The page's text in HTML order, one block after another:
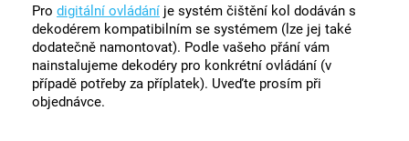
Pro digitální ovládání je systém čištění kol dodáván s
dekodérem kompatibilním se systémem (lze jej také
dodatečně namontovat). Podle vašeho přání vám
nainstalujeme dekodéry pro konkrétní ovládání (v
případě potřeby za příplatek). Uveďte prosím při
objednávce.